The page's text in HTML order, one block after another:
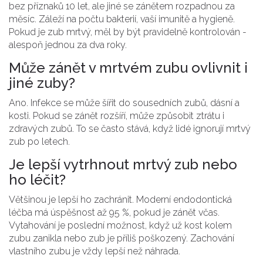
bez příznaků 10 let, ale jiné se zánětem rozpadnou za
měsíc. Záleží na počtu bakterií, vaší imunitě a hygieně.
Pokud je zub mrtvý, měl by být pravidelně kontrolován -
alespoň jednou za dva roky.
Může zánět v mrtvém zubu ovlivnit i
jiné zuby?
Ano. Infekce se může šířit do sousedních zubů, dásní a
kosti. Pokud se zánět rozšíří, může způsobit ztrátu i
zdravých zubů. To se často stává, když lidé ignorují mrtvý
zub po letech.
Je lepší vytrhnout mrtvý zub nebo
ho léčit?
Většinou je lepší ho zachránit. Moderní endodontická
léčba má úspěšnost až 95 %, pokud je zánět včas.
Vytahování je poslední možnost, když už kost kolem
zubu zanikla nebo zub je příliš poškozený. Zachování
vlastního zubu je vždy lepší než náhrada.